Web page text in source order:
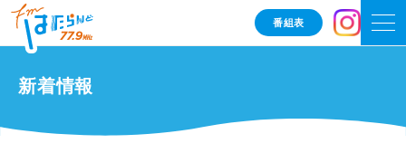
番組表
新着情報